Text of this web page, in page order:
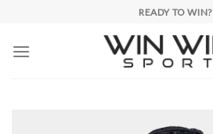
content
READY TO WIN?